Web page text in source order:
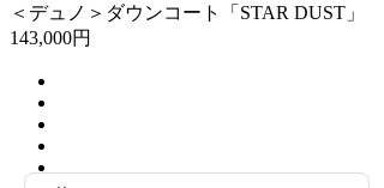
＜デュノ＞ダウンコート「STAR DUST」
143,000円